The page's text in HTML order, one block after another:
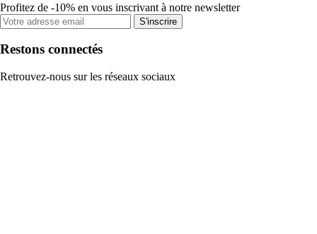
Profitez de -10% en vous inscrivant à notre newsletter
S'inscrire
Restons connectés
Retrouvez-nous sur les réseaux sociaux